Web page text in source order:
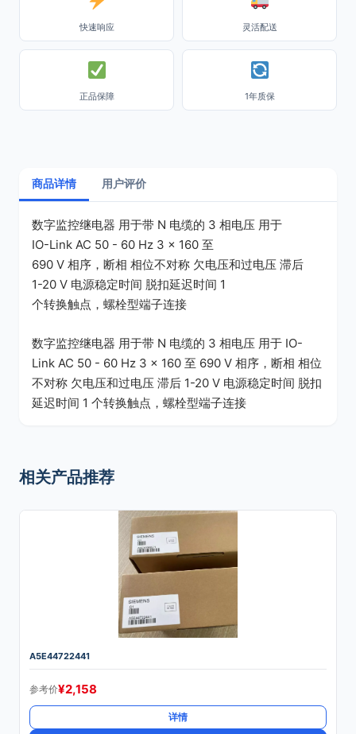
快速响应 灵活配送
正品保障 1年质保
商品详情 用户评价
数字监控继电器 用于带 N 电缆的 3 相电压 用于
IO-Link AC 50 - 60 Hz 3 x 160 至
690 V 相序，断相 相位不对称 欠电压和过电压 滞后
1-20 V 电源稳定时间 脱扣延迟时间 1
个转换触点，螺栓型端子连接
数字监控继电器 用于带 N 电缆的 3 相电压 用于 IO-
Link AC 50 - 60 Hz 3 x 160 至 690 V 相序，断相 相位
不对称 欠电压和过电压 滞后 1-20 V 电源稳定时间 脱扣
延迟时间 1 个转换触点，螺栓型端子连接
相关产品推荐
A5E44722441
参考价¥2,158
详情